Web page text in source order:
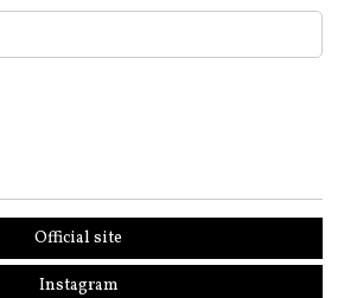
Official site
Instagram